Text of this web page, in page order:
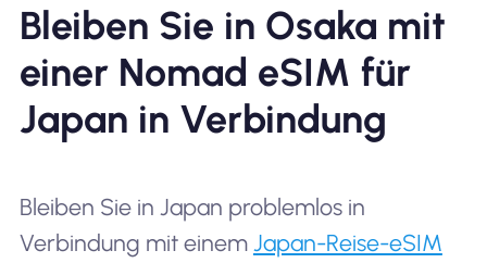
Bleiben Sie in Osaka mit
einer Nomad eSIM für
Japan in Verbindung
Bleiben Sie in Japan problemlos in
Verbindung mit einem Japan-Reise-eSIM